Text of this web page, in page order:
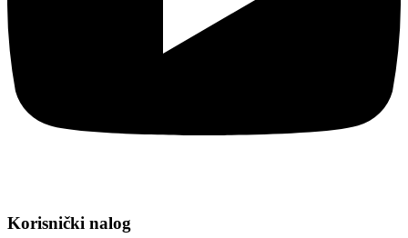
Korisnički nalog